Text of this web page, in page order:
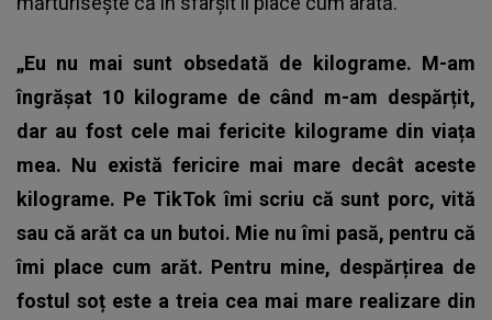
„Eu nu mai sunt obsedată de kilograme. M-am
îngrășat 10 kilograme de când m-am despărțit,
dar au fost cele mai fericite kilograme din viața
mea. Nu există fericire mai mare decât aceste
kilograme. Pe TikTok îmi scriu că sunt porc, vită
sau că arăt ca un butoi. Mie nu îmi pasă, pentru că
îmi place cum arăt. Pentru mine, despărțirea de
fostul soț este a treia cea mai mare realizare din